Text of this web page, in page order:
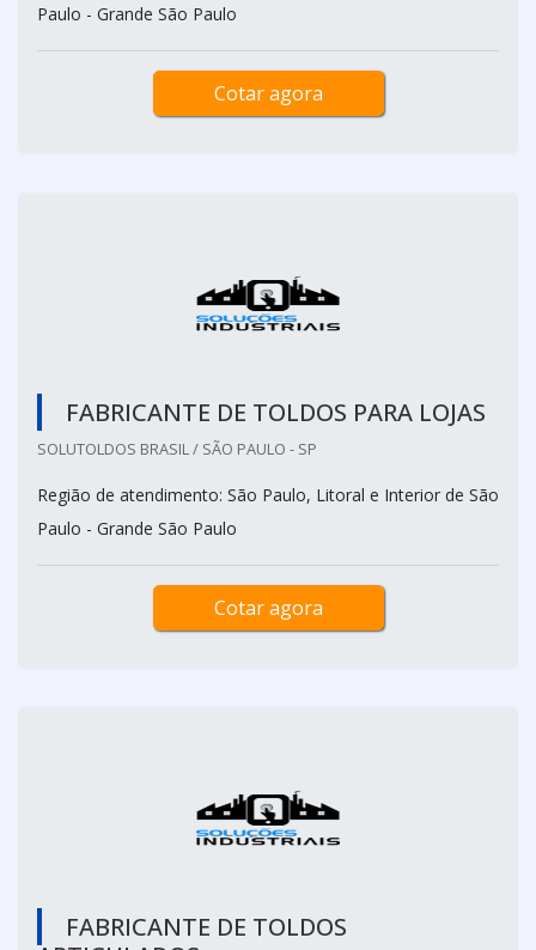
Paulo - Grande São Paulo
Cotar agora
FABRICANTE DE TOLDOS PARA LOJAS
SOLUTOLDOS BRASIL / SÃO PAULO - SP
Região de atendimento: São Paulo, Litoral e Interior de São
Paulo - Grande São Paulo
Cotar agora
FABRICANTE DE TOLDOS